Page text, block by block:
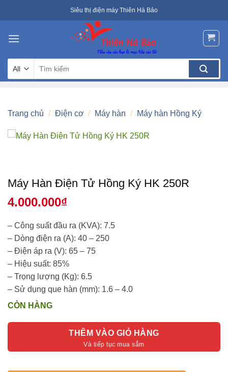
to
Siêu thị điện máy Thiên Hà Bảo
kiếm:
Trang chủ / Điện cơ / Máy hàn / Máy hàn Hồng Ký
Máy Hàn Điện Tử Hồng Ký HK 250R
4.000.000₫
– Công suất đầu ra (KVA): 7.5
– Dòng điện ra (A): 40 – 250
– Điện áp ra (V): 65 – 75
– Hiệu suất: 85%
– Trọng lượng (Kg): 6.5
– Sử dụng que hàn (mm): 1.6 – 4.0
CÒN HÀNG
THÊM VÀO GIỎ HÀNG